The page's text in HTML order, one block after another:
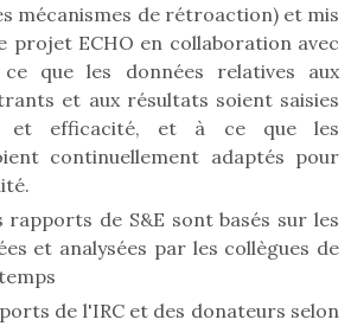
mécanismes de rétroaction) et mis
projet ECHO en collaboration avec
que les données relatives aux
et aux résultats soient saisies
et efficacité, et à ce que les
continuellement adaptés pour
rapports de S&E sont basés sur les
et analysées par les collègues de
de l'IRC et des donateurs selon